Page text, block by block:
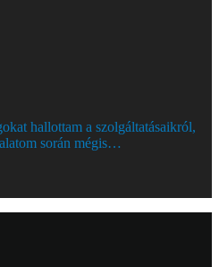
hallottam a szolgáltatásaikról,
során mégis…